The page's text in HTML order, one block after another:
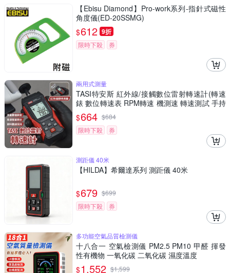
【Ebisu Diamond】Pro-work系列-指針式磁性
角度儀(ED-20SSMG)
$612 9折
限時下殺 券
兩用式測量
TASI特安斯 紅外線/接觸數位雷射轉速計(轉速
錶 數位轉速表 RPM轉速 機測速 轉速測試 手持
轉速錶 風扇轉速)
$664 $684
限時下殺
券
測距儀 40米
【HILDA】希爾達系列 測距儀 40米
$679 $699
限時下殺
券
多功能空氣品質檢測儀
十八合一 空氣檢測儀 PM2.5 PM10 甲醛 揮發
性有機物 一氧化碳 二氧化碳 濕度溫度
$1,552 $1,599